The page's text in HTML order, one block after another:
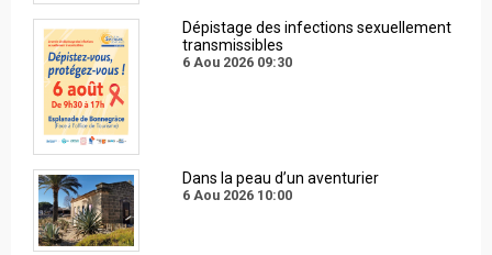
Dépistage des infections sexuellement
transmissibles
6 Aou 2026 09:30
Dans la peau d’un aventurier
6 Aou 2026 10:00